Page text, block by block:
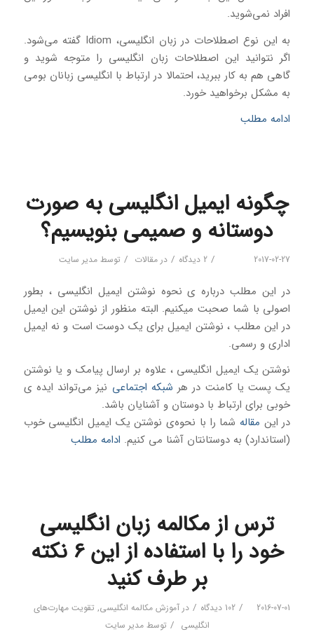
افراد نمی‌شوید.
به این نوع اصطلاحات در زبان انگلیسی، Idiom گفته می‌شود.
اگر نتوانید این اصطلاحات زبان انگلیسی را متوجه شوید و
گاهی هم به کار ببرید، احتمالا در ارتباط با انگلیسی زبانان بومی
به مشکل برخواهید خورد.
ادامه مطلب
چگونه ایمیل انگلیسی به صورت
دوستانه و صمیمی بنویسیم؟
2017-02-27
/ 2 دیدگاه / در مقالات / توسط مدیر سایت
در این مطلب درباره ی نحوه نوشتن ایمیل انگلیسی ، بطور
اصولی با شما صحبت میکنیم. البته منظور از نوشتن این ایمیل
در این مطلب ، نوشتن ایمیل برای یک دوست است و نه ایمیل
اداری و رسمی.
نوشتن یک ایمیل انگلیسی ، علاوه بر ارسال پیامک و یا نوشتن
یک پست یا کامنت در هر شبکه اجتماعی نیز می‌تواند ایده ی
خوبی برای ارتباط با دوستان و آشنایان باشد.
در این مقاله شما را با نحوه‌ی نوشتن یک ایمیل انگلیسی خوب
(استاندارد) به دوستانتان آشنا می‌ کنیم. ادامه مطلب
ترس از مکالمه زبان انگلیسی
خود را با استفاده از این 6 نکته
بر طرف کنید
2016-07-01
/ 102 دیدگاه / در آموزش مکالمه انگلیسی, تقویت مهارت‌های
انگلیسی / توسطمدیر سایت